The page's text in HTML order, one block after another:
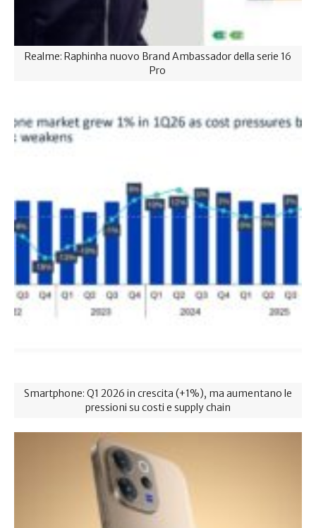
Realme: Raphinha nuovo Brand Ambassador della serie 16
Pro
Smartphone: Q1 2026 in crescita (+1%), ma aumentano le
pressioni su costi e supply chain